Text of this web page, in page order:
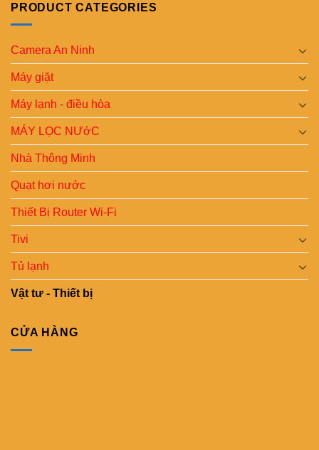
PRODUCT CATEGORIES
Camera An Ninh
Máy giặt
Máy lạnh - điều hòa
MÁY LỌC NƯớC
Nhà Thông Minh
Quạt hơi nước
Thiết Bị Router Wi-Fi
Tivi
Tủ lạnh
Vật tư - Thiết bị
CỬA HÀNG